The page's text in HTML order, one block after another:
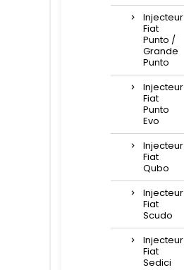
Injecteur
Fiat
Punto /
Grande
Punto
Injecteur
Fiat
Punto
Evo
Injecteur
Fiat
Qubo
Injecteur
Fiat
Scudo
Injecteur
Fiat
Sedici